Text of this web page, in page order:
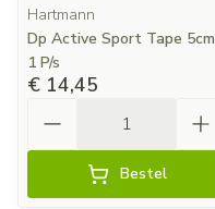
Hartmann
Dp Active Sport Tape 5cm
1 P/s
€ 14,45
Bestel